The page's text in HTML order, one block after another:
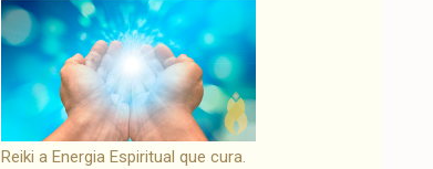
Reiki a Energia Espiritual que cura.